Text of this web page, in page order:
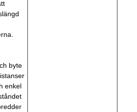
byte
enkel